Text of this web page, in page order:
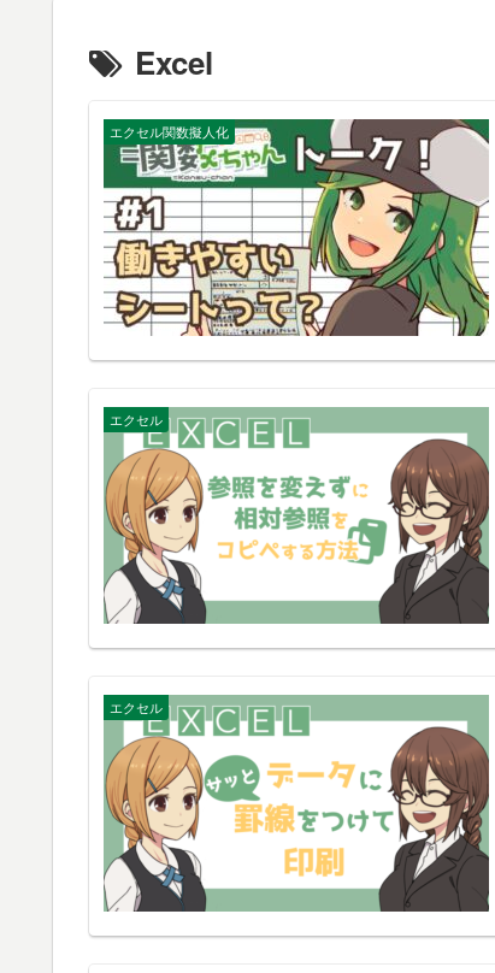
Excel
エクセル関数擬人化
エクセル
エクセル